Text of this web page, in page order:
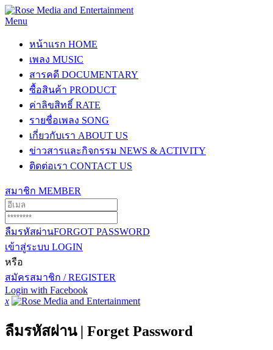
Menu
หน้าแรก HOME
เพลง MUSIC
สารคดี DOCUMENTARY
ซื้อสินค้า PRODUCT
ค่าลิขสิทธิ์ RATE
รายชื่อเพลง SONG
เกี่ยวกับเรา ABOUT US
ข่าวสารและกิจกรรม NEWS & ACTIVITY
ติดต่อเรา CONTACT US
สมาชิก MEMBER
ลืมรหัสผ่านFORGOT PASSWORD
เข้าสู่ระบบ LOGIN
หรือ
สมัครสมาชิก / REGISTER
Login with Facebook
x
ลืมรหัสผ่าน | Forget Password